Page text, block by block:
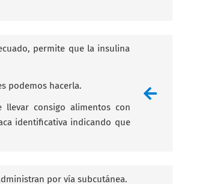
permite que la insulina
podemos hacerla.
llevar consigo alimentos con
identificativa indicando que
por vía subcutánea.